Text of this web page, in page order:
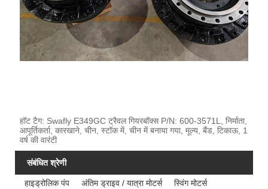
हॉट टैग: Swafly E349GC ट्रैवल गियरबॉक्स P/N: 600-3571L, निर्माता,
आपूर्तिकर्ता, कारखाने, चीन, स्टॉक में, चीन में बनाया गया, मूल्य, बैंड, टिकाऊ, 1
वर्ष की वारंटी
संबंधित श्रेणी
हाइड्रोलिक पंप अंतिम ड्राइव / यात्रा मोटर्स
स्विंग मोटर्स